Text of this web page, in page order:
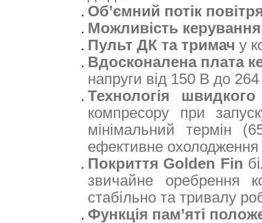
Об’ємний потік
Можливість
Пульт ДК та тримач у
Вдосконалена плата
напруги від 150 В до
Технологія
компресору при
мінімальний термін
ефективне охолодження
Покриття Golden Fin
звичайне оребрення
стабільно та тривалу
Функція пам’яті